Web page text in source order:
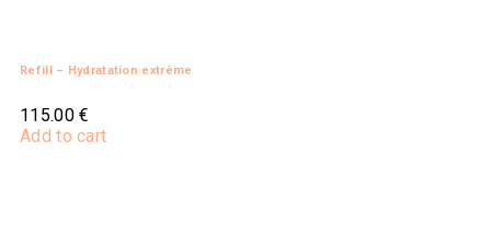
Refill – Hydratation extrême
115.00€
Add to cart